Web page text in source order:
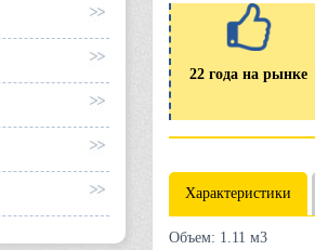
22 года на рынке
Характеристики
Объем: 1.11 м3